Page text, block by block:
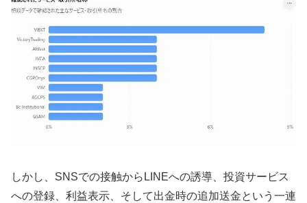
しかし、SNSでの接触からLINEへの誘導、投資サービス
への登録、利益表示、そして出金時の追加送金という一連